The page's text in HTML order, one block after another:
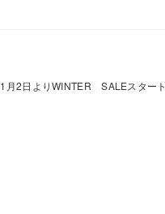
1月2日よりWINTER SALEスタート